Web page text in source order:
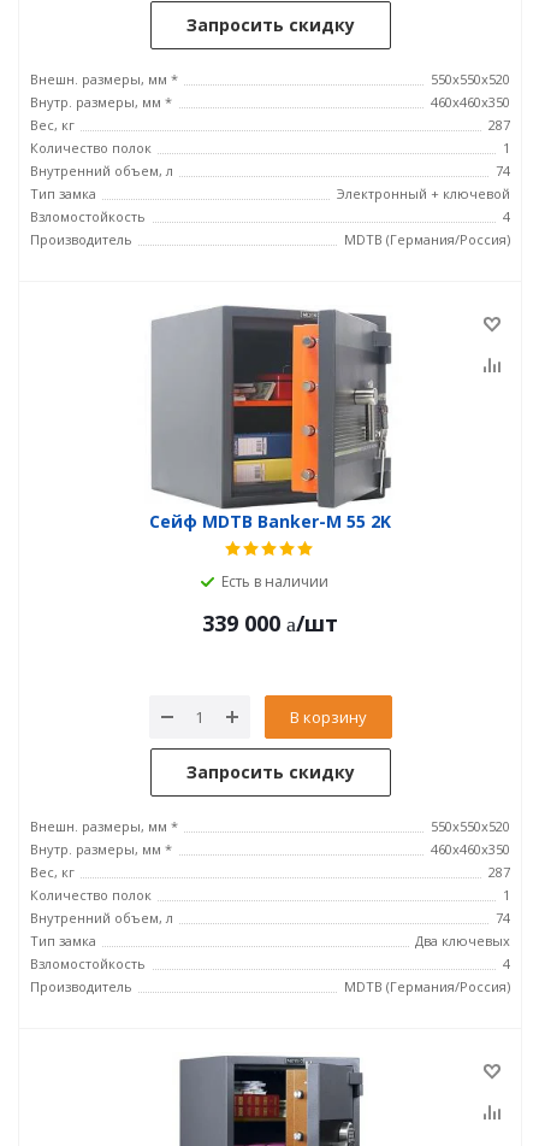
Запросить скидку
Внешн. размеры, мм *
550x550x520
Внутр. размеры, мм *
460x460x350
Вес, кг
287
Количество полок
1
Внутренний объем, л
74
Тип замка
Электронный + ключевой
Взломостойкость
4
Производитель
MDTB (Германия/Россия)
Сейф MDTB Banker-M 55 2K
Есть в наличии
339 000 /шт
В корзину
Запросить скидку
Внешн. размеры, мм *
550x550x520
Внутр. размеры, мм *
460x460x350
Вес, кг
287
Количество полок
1
Внутренний объем, л
74
Тип замка
Два ключевых
Взломостойкость
4
Производитель
MDTB (Германия/Россия)